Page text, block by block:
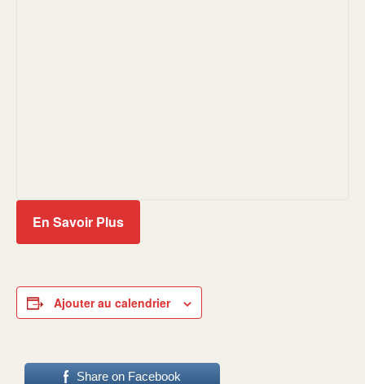
En Savoir Plus
Ajouter au calendrier
Share on Facebook